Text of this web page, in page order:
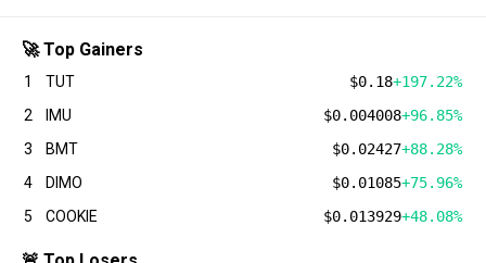
🚀 Top Gainers
1 TUT $0.18+197.22%
2
IMU $0.004008+96.85%
3
BMT $0.02427+88.28%
4
DIMO $0.01085+75.96%
5
COOKIE $0.013929+48.08%